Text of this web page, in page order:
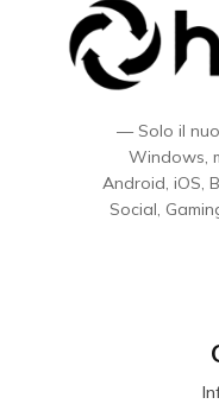
— Solo il
Windows,
Android, iOS,
Social,